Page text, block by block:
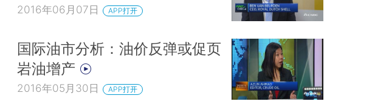
2016年06月07日 APP打开
国际油市分析：油价反弹或促页
岩油增产
2016年05月30日 APP打开